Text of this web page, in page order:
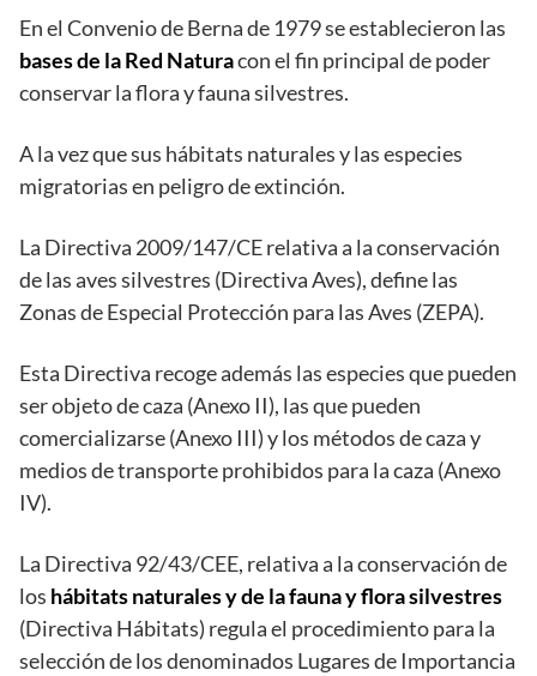
En el Convenio de Berna de 1979 se establecieron las
bases de la Red Naturacon el fin principal de poder
conservar la flora y fauna silvestres.
A la vez que sus hábitats naturales y las especies
migratorias en peligro de extinción.
La Directiva 2009/147/CE relativa a la conservación
de las aves silvestres (Directiva Aves), define las
Zonas de Especial Protección para las Aves (ZEPA).
Esta Directiva recoge además las especies que pueden
ser objeto de caza (Anexo II), las que pueden
comercializarse (Anexo III) y los métodos de caza y
medios de transporte prohibidos para la caza (Anexo
IV).
La Directiva 92/43/CEE, relativa a la conservación de
los hábitats naturales y de la fauna y flora silvestres
(Directiva Hábitats) regula el procedimiento para la
selección de los denominados Lugares de Importancia